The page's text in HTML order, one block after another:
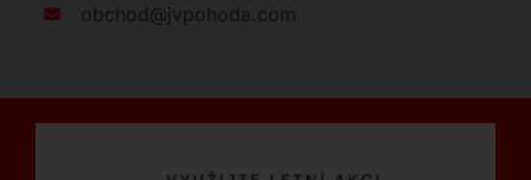
obchod@jvpohoda.com